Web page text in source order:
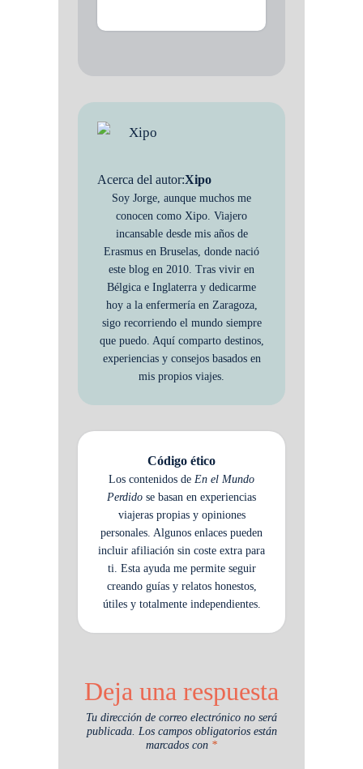
Acerca del autor:Xipo
Soy Jorge, aunque muchos me
conocen como Xipo. Viajero
incansable desde mis años de
Erasmus en Bruselas, donde nació
este blog en 2010. Tras vivir en
Bélgica e Inglaterra y dedicarme
hoy a la enfermería en Zaragoza,
sigo recorriendo el mundo siempre
que puedo. Aquí comparto destinos,
experiencias y consejos basados en
mis propios viajes.
Código ético
Los contenidos de En el Mundo
Perdido se basan en experiencias
viajeras propias y opiniones
personales. Algunos enlaces pueden
incluir afiliación sin coste extra para
ti. Esta ayuda me permite seguir
creando guías y relatos honestos,
útiles y totalmente independientes.
Deja una respuesta
Tu dirección de correo electrónico no será
publicada. Los campos obligatorios están
marcados con *